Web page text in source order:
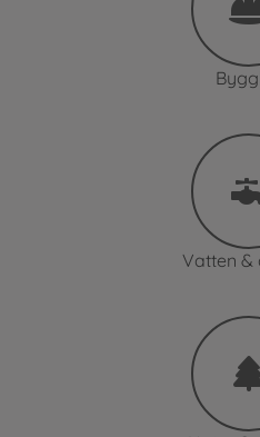
Vatten &